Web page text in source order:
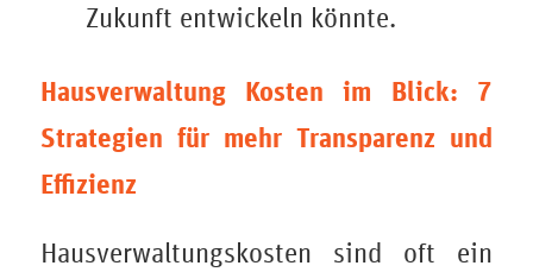
Zukunft entwickeln könnte.
Hausverwaltung Kosten im Blick: 7
Strategien für mehr Transparenz und
Effizienz
Hausverwaltungskosten sind oft ein